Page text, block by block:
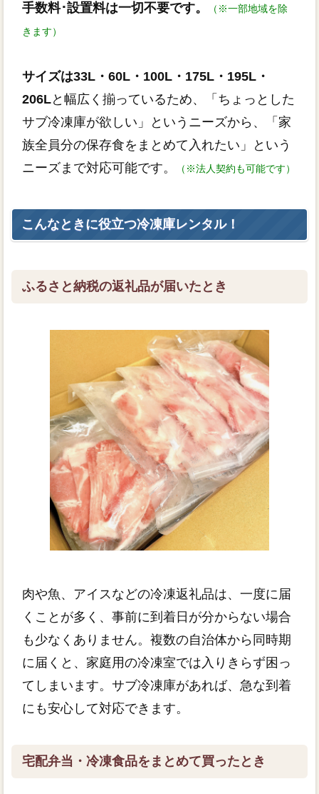
手数料･設置料は一切不要です。
（※一部地域を除
きます）
サイズは33L・60L・100L・175L・195L・
206Lと幅広く揃っているため、「ちょっとした
サブ冷凍庫が欲しい」というニーズから、「家
族全員分の保存食をまとめて入れたい」という
ニーズまで対応可能です。
（※法人契約も可能です）
こんなときに役立つ冷凍庫レンタル！
ふるさと納税の返礼品が届いたとき
肉や魚、アイスなどの冷凍返礼品は、一度に届
くことが多く、事前に到着日が分からない場合
も少なくありません。複数の自治体から同時期
に届くと、家庭用の冷凍室では入りきらず困っ
てしまいます。サブ冷凍庫があれば、急な到着
にも安心して対応できます。
宅配弁当・冷凍食品をまとめて買ったとき